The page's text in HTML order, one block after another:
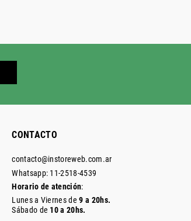
CONTACTO
contacto@instoreweb.com.ar
Whatsapp: 11-2518-4539
Horario de atención:
Lunes a Viernes de9 a 20hs.
Sábado de 10 a 20hs.